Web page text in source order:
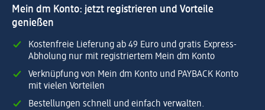
Mein dm Konto: jetzt registrieren und Vorteile
genießen
Kostenfreie Lieferung ab 49 Euro und gratis Express-
Abholung nur mit registriertem Mein dm Konto
Verknüpfung von Mein dm Konto und PAYBACK Konto
mit vielen Vorteilen
Bestellungen schnell und einfach verwalten.